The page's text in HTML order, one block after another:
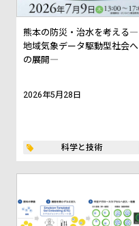
熊本の防災・治水を考える―
地域気象データ駆動型社会へ
の展開―
2026年5月28日
科学と技術